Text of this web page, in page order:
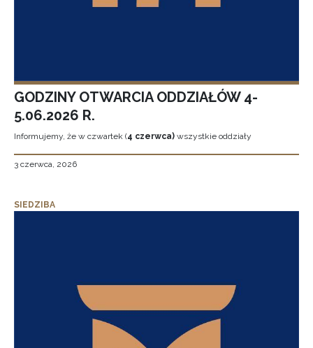
GODZINY OTWARCIA ODDZIAŁÓW 4-
5.06.2026 R.
Informujemy, że w czwartek (4 czerwca) wszystkie oddziały
3 czerwca, 2026
SIEDZIBA